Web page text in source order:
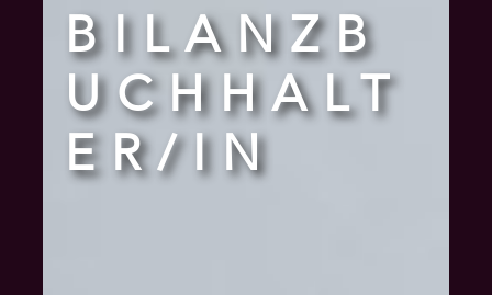
BILANZB
UCHHALT
ER/IN